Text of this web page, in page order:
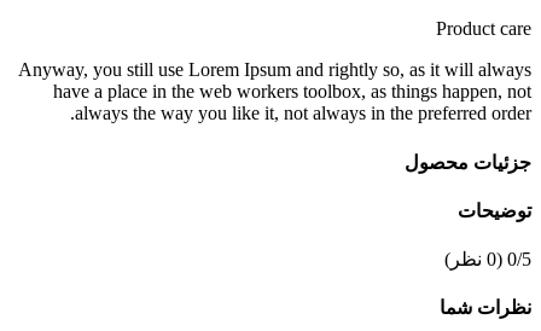
Product care
Anyway, you still use Lorem Ipsum and rightly so, as it will always
have a place in the web workers toolbox, as things happen, not
always the way you like it, not always in the preferred order.
جزئیات محصول
توضیحات
‫0/5 ‫(0 نظر)
نظرات شما